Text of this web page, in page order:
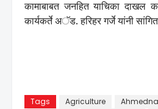
कामाबाबत जनहित याचिका दाखल
कार्यकर्ते अॅड. हरिहर गर्जे यांनी
Tags Agriculture